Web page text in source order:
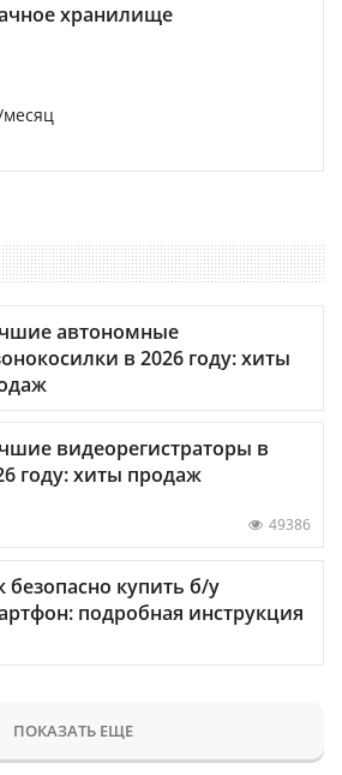
хранилище
месяц
автономные
в 2026 году: хиты
видеорегистраторы в
году: хиты продаж
49386
безопасно купить б/у
подробная инструкция
ПОКАЗАТЬ ЕЩЕ